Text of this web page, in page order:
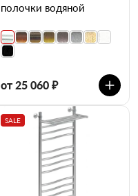
полочки водяной
от 25 060 ₽
SALE